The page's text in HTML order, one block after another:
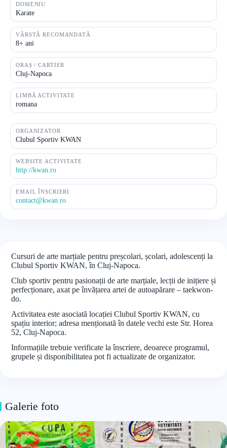
DOMENIU
Karate
VÂRSTĂ RECOMANDATĂ
8+ ani
ORAȘ / CARTIER
Cluj-Napoca
LIMBĂ ACTIVITATE
romana
ORGANIZATOR
Clubul Sportiv KWAN
WEBSITE ACTIVITATE
http://kwan.ro
EMAIL ÎNSCRIERI
contact@kwan.ro
Cursuri de arte marțiale pentru preșcolari, școlari, adolescenți la
Clubul Sportiv KWAN, în Cluj-Napoca.
Club sportiv pentru pasionații de arte marțiale, lecții de inițiere și
perfecționare, axat pe învățarea artei de autoapărare – taekwon-
do.
Activitatea este asociată locației Clubul Sportiv KWAN, cu
spațiu interior; adresa menționată în datele vechi este Str. Horea
52, Cluj-Napoca.
Informațiile trebuie verificate la înscriere, deoarece programul,
grupele și disponibilitatea pot fi actualizate de organizator.
Galerie foto